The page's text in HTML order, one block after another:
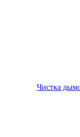
Чистка